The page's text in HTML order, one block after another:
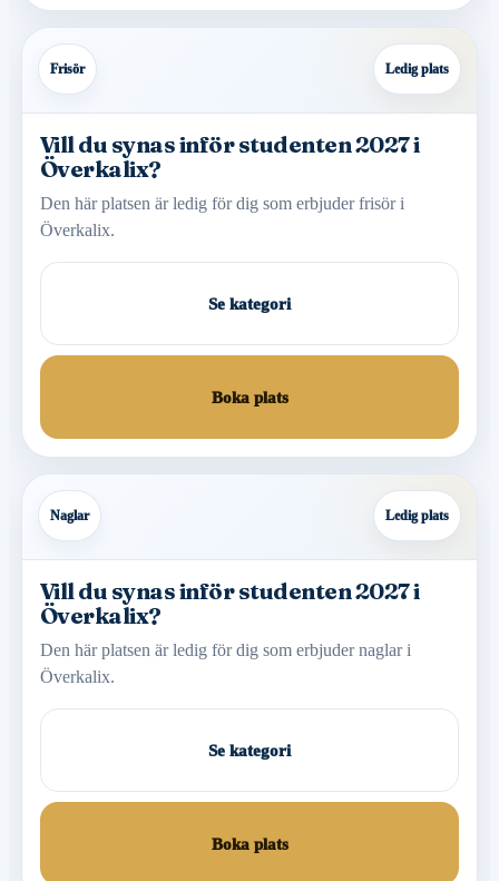
Frisör Ledig plats
Vill du synas inför studenten 2027 i
Överkalix?
Den här platsen är ledig för dig som erbjuder frisör i
Överkalix.
Se kategori
Boka plats
Naglar Ledig plats
Vill du synas inför studenten 2027 i
Överkalix?
Den här platsen är ledig för dig som erbjuder naglar i
Överkalix.
Se kategori
Boka plats